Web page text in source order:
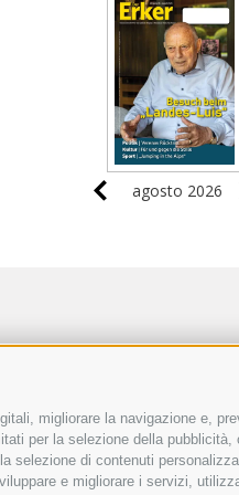
migliorare la navigazione e,
per la selezione della pubblicità,
selezione di contenuti
e migliorare i servizi,
agosto 2026